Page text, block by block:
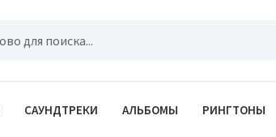
САУНДТРЕКИ АЛЬБОМЫ РИНГТОНЫ